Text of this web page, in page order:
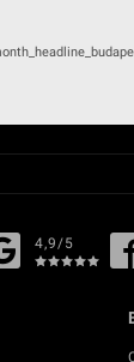
4,9/5